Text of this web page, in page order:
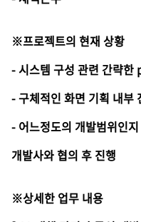
※프로젝트의 현재 상황
- 시스템 구성 관련 간략한
- 구체적인 화면 기획 내부
- 어느정도의 개발범위인
개발사와 협의 후 진행
※상세한 업무 내용